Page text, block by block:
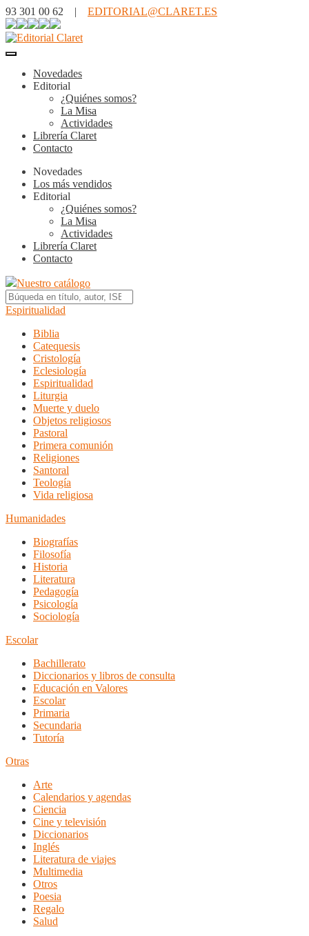
93 301 00 62 | EDITORIAL@CLARET.ES
Novedades
Editorial
¿Quiénes somos?
La Misa
Actividades
Librería Claret
Contacto
Novedades
Los más vendidos
Editorial
¿Quiénes somos?
La Misa
Actividades
Librería Claret
Contacto
Nuestro catálogo
Espiritualidad
Biblia
Catequesis
Cristología
Eclesiología
Espiritualidad
Liturgia
Muerte y duelo
Objetos religiosos
Pastoral
Primera comunión
Religiones
Santoral
Teología
Vida religiosa
Humanidades
Biografías
Filosofía
Historia
Literatura
Pedagogía
Psicología
Sociología
Escolar
Bachillerato
Diccionarios y libros de consulta
Educación en Valores
Escolar
Primaria
Secundaria
Tutoría
Otras
Arte
Calendarios y agendas
Ciencia
Cine y televisión
Diccionarios
Inglés
Literatura de viajes
Multimedia
Otros
Poesia
Regalo
Salud